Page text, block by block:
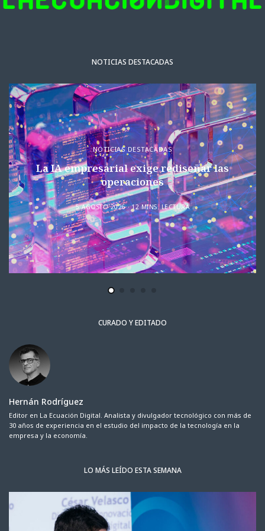
NOTICIAS DESTACADAS
NOTICIAS DESTACADAS
La IA empresarial exige rediseñar las
operaciones
5 AGOSTO 2026 12 MINS. LECTURA
CURADO Y EDITADO
Hernán Rodríguez
Editor en La Ecuación Digital. Analista y divulgador tecnológico con más de
30 años de experiencia en el estudio del impacto de la tecnología en la
empresa y la economía.
LO MÁS LEÍDO ESTA SEMANA